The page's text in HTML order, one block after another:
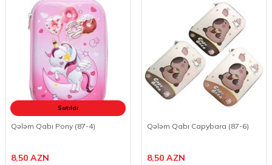
Satıldı
Qələm Qabı Pony (87-4)
8,50 AZN
Qələm Qabı Capybara (87-6)
8,50 AZN